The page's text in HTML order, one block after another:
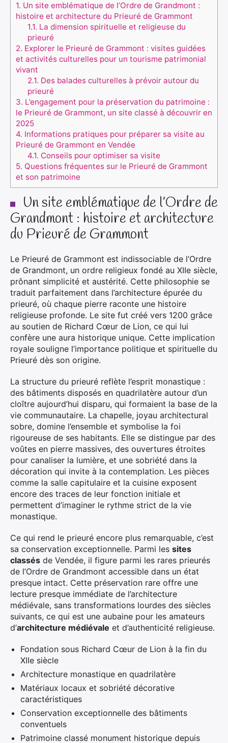
1. Un site emblématique de l’Ordre de Grandmont :
histoire et architecture du Prieuré de Grammont
1.1. La dimension spirituelle et religieuse du
prieuré
2. Explorer le Prieuré de Grammont : visites guidées
et activités culturelles pour un tourisme patrimonial
vivant
2.1. Des balades culturelles à prévoir autour du
prieuré
3. L’engagement pour la préservation du patrimoine :
le Prieuré de Grammont, un site classé à découvrir en
2025
4. Informations pratiques pour préparer sa visite au
Prieuré de Grammont en Vendée
4.1. Conseils pour optimiser sa visite
5. Questions fréquentes sur le Prieuré de Grammont
et son patrimoine
Un site emblématique de l’Ordre de
Grandmont : histoire et architecture
du Prieuré de Grammont
Le Prieuré de Grammont est indissociable de l’Ordre
de Grandmont, un ordre religieux fondé au XIIe siècle,
prônant simplicité et austérité. Cette philosophie se
traduit parfaitement dans l’architecture épurée du
prieuré, où chaque pierre raconte une histoire
religieuse profonde. Le site fut créé vers 1200 grâce
au soutien de Richard Cœur de Lion, ce qui lui
confère une aura historique unique. Cette implication
royale souligne l’importance politique et spirituelle du
Prieuré dès son origine.
La structure du prieuré reflète l’esprit monastique :
des bâtiments disposés en quadrilatère autour d’un
cloître aujourd’hui disparu, qui formaient la base de la
vie communautaire. La chapelle, joyau architectural
sobre, domine l’ensemble et symbolise la foi
rigoureuse de ses habitants. Elle se distingue par des
voûtes en pierre massives, des ouvertures étroites
pour canaliser la lumière, et une sobriété dans la
décoration qui invite à la contemplation. Les pièces
comme la salle capitulaire et la cuisine exposent
encore des traces de leur fonction initiale et
permettent d’imaginer le rythme strict de la vie
monastique.
Ce qui rend le prieuré encore plus remarquable, c’est
sa conservation exceptionnelle. Parmi les sites
classés de Vendée, il figure parmi les rares prieurés
de l’Ordre de Grandmont accessible dans un état
presque intact. Cette préservation rare offre une
lecture presque immédiate de l’architecture
médiévale, sans transformations lourdes des siècles
suivants, ce qui est une aubaine pour les amateurs
d’architecture médiévale et d’authenticité religieuse.
Fondation sous Richard Cœur de Lion à la fin du
XIIe siècle
Architecture monastique en quadrilatère
Matériaux locaux et sobriété décorative
caractéristiques
Conservation exceptionnelle des bâtiments
conventuels
Patrimoine classé monument historique depuis